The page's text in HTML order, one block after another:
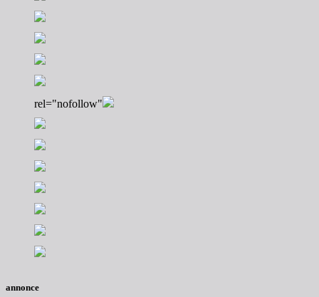
rel="nofollow"
annonce